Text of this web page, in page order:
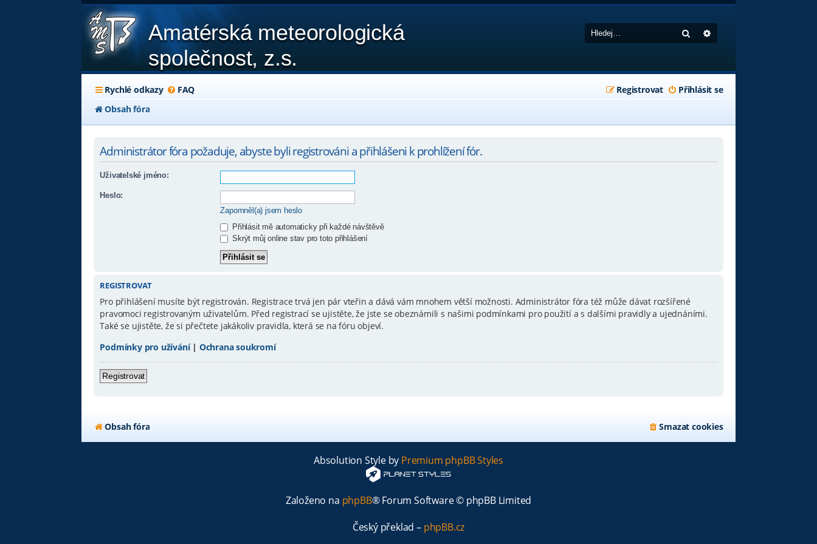
Amatérská meteorologická
společnost, z.s.
Hledat
Rychlé odkazy FAQ Přihlásit se
Registrovat
Obsah fóra
Administrátor fóra požaduje, abyste byli registrováni a přihlášeni k prohlížení fór.
Uživatelské jméno:
Heslo:
Zapomněl(a) jsem heslo
Přihlásit mě automaticky při každé návštěvě
Skrýt můj online stav pro toto přihlášení
REGISTROVAT
Pro přihlášení musíte být registrován. Registrace trvá jen pár vteřin a dává vám mnohem větší možnosti. Administrátor fóra též může dávat rozšířené
pravomoci registrovaným uživatelům. Před registrací se ujistěte, že jste se obeznámili s našimi podmínkami pro použití a s dalšími pravidly a ujednáními.
Také se ujistěte, že si přečtete jakákoliv pravidla, která se na fóru objeví.
Podmínky pro užívání| Ochrana soukromí
Registrovat
Obsah fóra Smazat cookies
Absolution Style by Premium phpBB Styles
Založeno na phpBB® Forum Software © phpBB Limited
Český překlad – phpBB.cz